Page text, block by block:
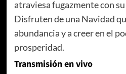
atraviesa fugazmente con
Disfruten de una Navidad
abundancia y a creer en el
prosperidad.
Transmisión en vivo